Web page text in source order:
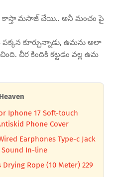
కాస్తా మసాజ్ చేయి.. అనీ మంచం పై
కూర్చున్నాడు, ఉమను అలా
చీర కిందికి కట్టడం వల్ల ఉమ
Iphone 17 Soft-touch
Phone Cover
Earphones Type-c Jack
Sound In-line
Rope (10 Meter) 229